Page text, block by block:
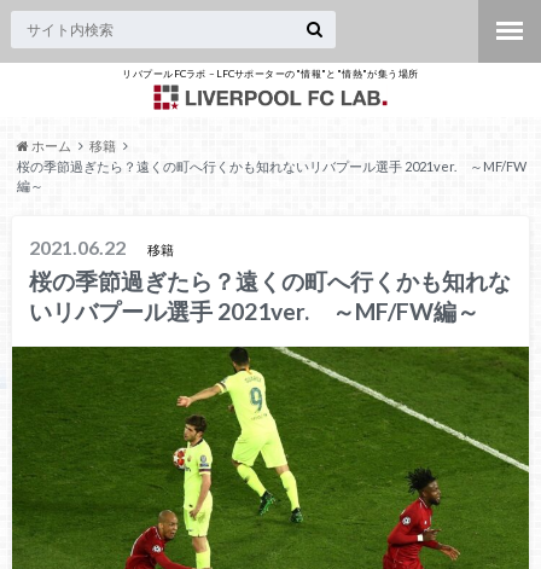
リバプールFCラボ – LFCサポーターの"情報"と"情熱"が集う場所
ホーム
移籍
桜の季節過ぎたら？遠くの町へ行くかも知れないリバプール選手 2021ver. ～MF/FW
編～
2021.06.22 移籍
桜の季節過ぎたら？遠くの町へ行くかも知れな
いリバプール選手 2021ver. ～MF/FW編～